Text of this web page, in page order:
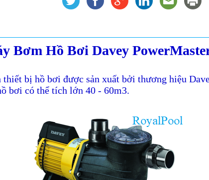
Bơm Hồ Bơi Davey
bị hồ bơi được sản xuất bởi thương hiệu
bơi có thể tích lớn 40 - 60m3.